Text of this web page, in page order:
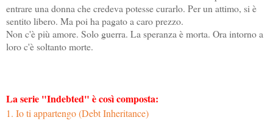
entrare una donna che credeva potesse curarlo. Per un attimo, si è
sentito libero. Ma poi ha pagato a caro prezzo.
Non c'è più amore. Solo guerra. La speranza è morta. Ora intorno a
loro c'è soltanto morte.
La serie "Indebted" è così composta:
1. Io ti appartengo (Debt Inheritance)